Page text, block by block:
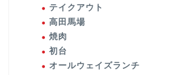
テイクアウト
高田馬場
焼肉
初台
オールウェイズランチ